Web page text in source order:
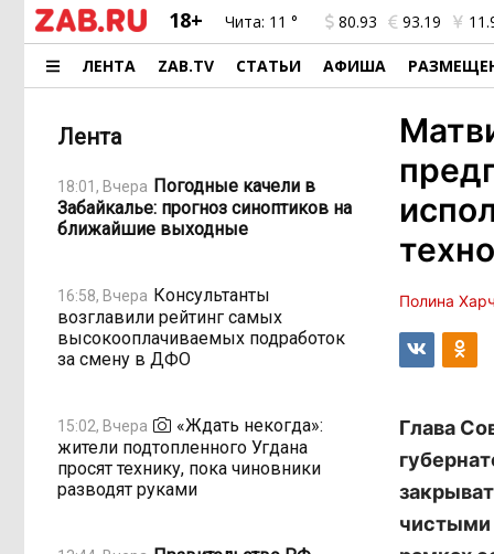
18+ Чита: 11 ° 80.93 93.19
ЛЕНТА ZAB.TV СТАТЬИ АФИША
Лента
18:01, Вчера Погодные качели в
Забайкалье: прогноз синоптиков на
ближайшие выходные
16:58, Вчера Консультанты
возглавили рейтинг самых
высокооплачиваемых подработок
за смену в ДФО
15:02, Вчера
«Ждать некогда»:
жители подтопленного Угдана
просят технику, пока чиновники
разводят руками
Полина
Глава
чистыми